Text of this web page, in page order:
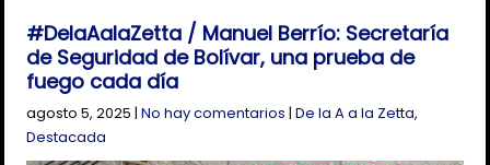
#DelaAalaZetta / Manuel Berrío: Secretaría
de Seguridad de Bolívar, una prueba de
fuego cada día
agosto 5, 2025 |No hay comentarios |De la A a la Zetta,
Destacada